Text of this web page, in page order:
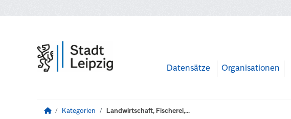
Datensätze Organisationen
Kategorien Landwirtschaft, Fischerei,...